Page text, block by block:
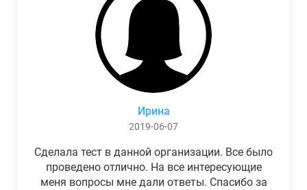
Ирина
2019-06-07
Сделала тест в данной организации. Все было
проведено отлично. На все интересующие
меня вопросы мне дали ответы. Спасибо за